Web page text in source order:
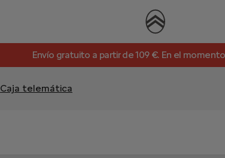
Envío gratuito a partir de 109 €. En el
Caja telemática